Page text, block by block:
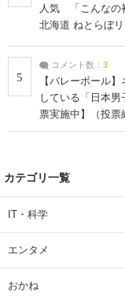
人気 「こんなの
北海道 ねとらぼ
5
コメント数： 3
【バレーボール
している「日本
票実施中】（投票
カテゴリ一覧
IT・科学
エンタメ
おかね